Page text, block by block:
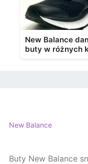
New Balance
buty w różnych
New Balance
Buty New Balance